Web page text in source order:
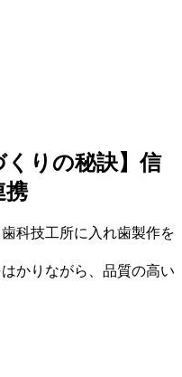
くりの秘訣】信
携
科技工所に入れ歯製作を
かりながら、品質の高い